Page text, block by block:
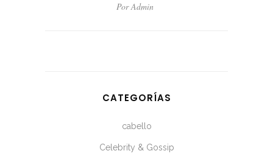
PorAdmin
CATEGORÍAS
cabello
Celebrity & Gossip